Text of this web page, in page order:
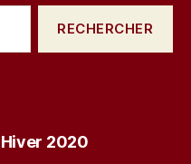
2020